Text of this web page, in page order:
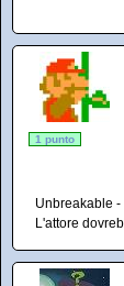
1 punto
Unbreakable
L'attore